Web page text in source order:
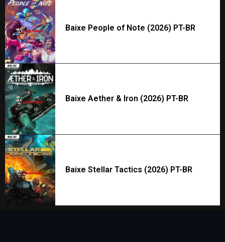
Baixe People of Note (2026) PT-BR
Baixe Aether & Iron (2026) PT-BR
Baixe Stellar Tactics (2026) PT-BR